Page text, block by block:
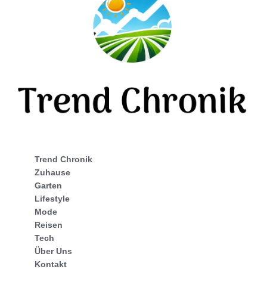
Trend Chronik
Zuhause
Garten
Lifestyle
Mode
Reisen
Tech
Über Uns
Kontakt